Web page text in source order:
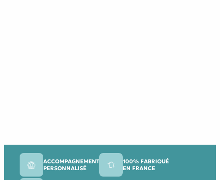
ACCOMPAGNEMENT
PERSONNALISÉ
100% FABRIQUÉ
EN FRANCE